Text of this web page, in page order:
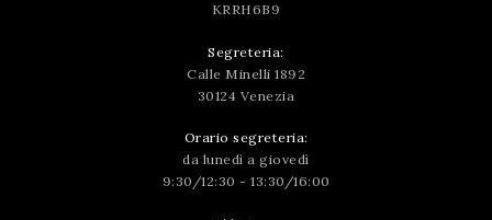
KRRH6B9
Segreteria:
Calle Minelli 1892
30124 Venezia
Orario segreteria:
da lunedì a giovedì
9:30/12:30 - 13:30/16:00